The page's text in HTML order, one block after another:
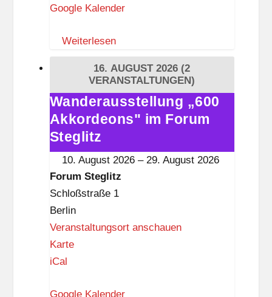
–
e
i
i
t
k
n
a
p
p
Google Kalender
Weiterlesen
16. AUGUST 2026 (2
VERANSTALTUNGEN)
Wanderausstellung
„600
Akkordeons"
im
Wanderausstellung „600
Akkordeons" im Forum
Steglitz
10. August 2026 – 29. August 2026
Forum Steglitz
Schloßstraße 1
Berlin
Veranstaltungsort anschauen
KarteF
iCal
Google Kalender